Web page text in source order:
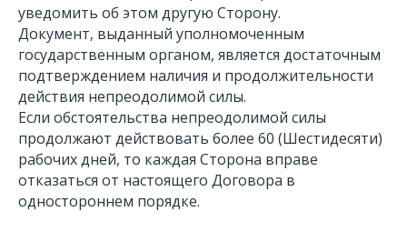
уведомить об этом другую Сторону.
Документ, выданный уполномоченным
государственным органом, является достаточным
подтверждением наличия и продолжительности
действия непреодолимой силы.
Если обстоятельства непреодолимой силы
продолжают действовать более 60 (Шестидесяти)
рабочих дней, то каждая Сторона вправе
отказаться от настоящего Договора в
одностороннем порядке.